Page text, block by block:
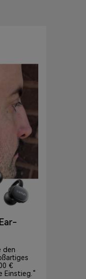
den
€
Einstieg.“